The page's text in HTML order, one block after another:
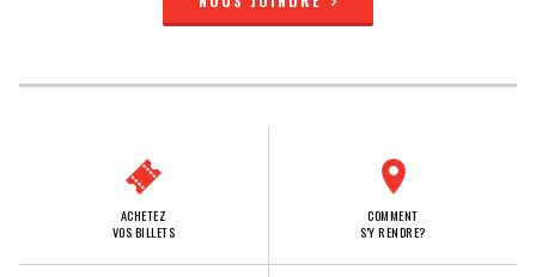
ACHETEZ
VOS BILLETS
COMMENT
S'Y RENDRE?